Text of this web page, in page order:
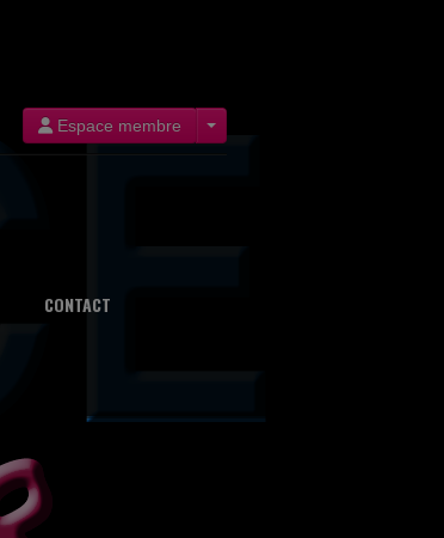
Espace membre
CONTACT